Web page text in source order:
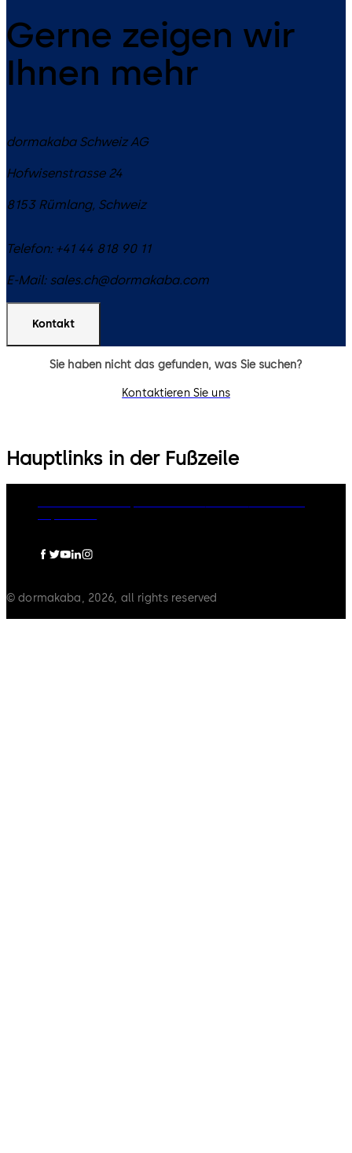
Gerne zeigen wir
Ihnen mehr
dormakaba Schweiz AG
Hofwisenstrasse 24
8153 Rümlang, Schweiz
Telefon: +41 44 818 90 11
E-Mail: sales.ch@dormakaba.com
Kontakt
Sie haben nicht das gefunden, was Sie suchen?
Kontaktieren Sie uns
Hauptlinks in der Fußzeile
© dormakaba, 2026, all rights reserved